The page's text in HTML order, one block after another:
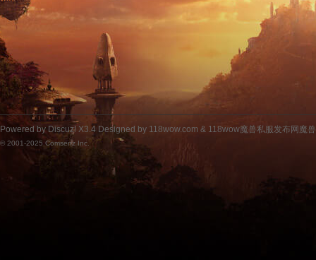
Powered by Discuz! X3.4 Designed by 118wow.com & 118wow魔兽私服发布网魔
© 2001-2025 Comsenz Inc.